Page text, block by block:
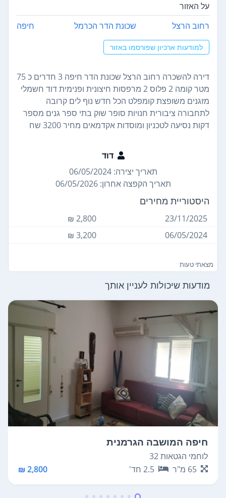
על האזור
רחוב הרצל שכונת הדר הכרמל חיפה
למודעות ארכיון שפורסמו באזור
דירה להשכרה רחוב הרצל שכונת הדר חיפה 3 חדרים כ 75
מטר קומה 2 פלוס 2 מרפסות חיצונית ופנימית דוד חשמלי
מזגנים משופצת קומפלט הכל חדש נוף לים קרובה
לתחבורה ציבורית חנויות סופר שוק בתי ספר גנים מספר
דקות נסיעה לטכניון ומוסדות אקדמאים מחיר 3200 שח
דוד
תאריך יצירה: 06/05/2024
תאריך הקפצה אחרון: 06/05/2026
היסטוריית מחירים
23/11/2025
2,800 ₪
06/05/2024
3,200 ₪
מצאתי טעות
מודעות שיכולות לעניין אותך
חיפה המושבה הגרמנית
לוחמי הגטאות 32
65 מ"ר 2.5 חד' 2,800 ₪